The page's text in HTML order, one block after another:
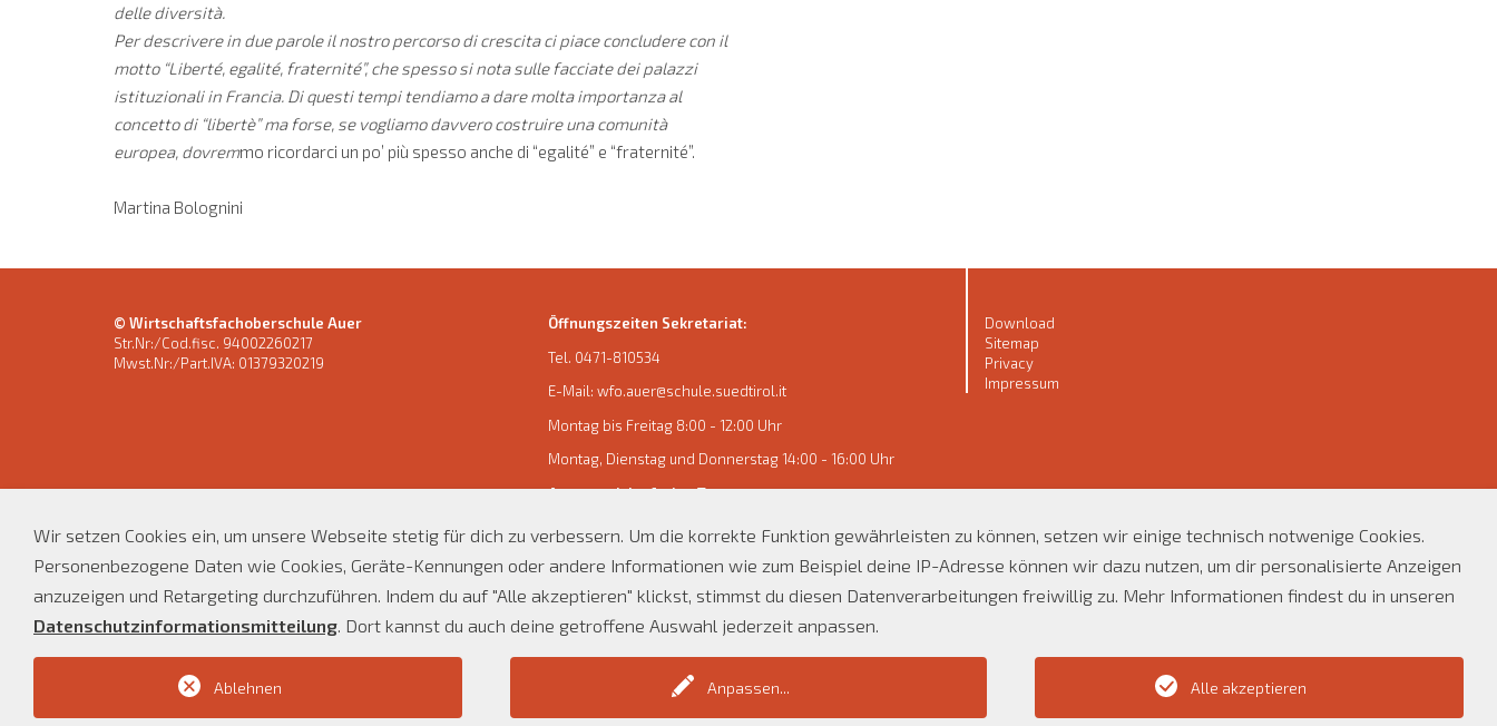
delle diversità.
Per descrivere in due parole il nostro percorso di crescita ci piace concludere con il
motto “Liberté, egalité, fraternité”, che spesso si nota sulle facciate dei palazzi
istituzionali in Francia. Di questi tempi tendiamo a dare molta importanza al
concetto di “libertè” ma forse, se vogliamo davvero costruire una comunità
europea, dovremmo ricordarci un po’ più spesso anche di “egalité” e “fraternité”.
Martina Bolognini
© Wirtschaftsfachoberschule Auer
Str.Nr:/Cod.fisc. 94002260217
Mwst.Nr:/Part.IVA: 01379320219
Öffnungszeiten Sekretariat:
Tel. 0471-810534
E-Mail: wfo.auer@schule.suedtirol.it
Montag bis Freitag 8:00 - 12:00 Uhr
Montag, Dienstag und Donnerstag 14:00 - 16:00 Uhr
An unterrichtsfreien Tagen:
Montag bis Freitag: 8:00 - 12:00 Uhr
Download
Sitemap
Privacy
Impressum
web by Konverto
Wir setzen Cookies ein, um unsere Webseite stetig für dich zu verbessern. Um die korrekte Funktion gewährleisten zu können, setzen wir einige technisch notwenige Cookies.
Personenbezogene Daten wie Cookies, Geräte-Kennungen oder andere Informationen wie zum Beispiel deine IP-Adresse können wir dazu nutzen, um dir personalisierte Anzeigen
anzuzeigen und Retargeting durchzuführen. Indem du auf "Alle akzeptieren" klickst, stimmst du diesen Datenverarbeitungen freiwillig zu. Mehr Informationen findest du in unseren
Datenschutzinformationsmitteilung. Dort kannst du auch deine getroffene Auswahl jederzeit anpassen.
Anpassen...
Ablehnen Alle akzeptieren